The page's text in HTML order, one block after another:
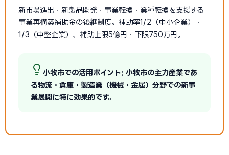
新市場進出・新製品開発・事業転換・業種転換を支援する
事業再構築補助金の後継制度。補助率1/2（中小企業）・
1/3（中堅企業）、補助上限5億円・下限750万円。
小牧市での活用ポイント: 小牧市の主力産業であ
る物流・倉庫・製造業（機械・金属）分野での新事
業展開に特に効果的です。